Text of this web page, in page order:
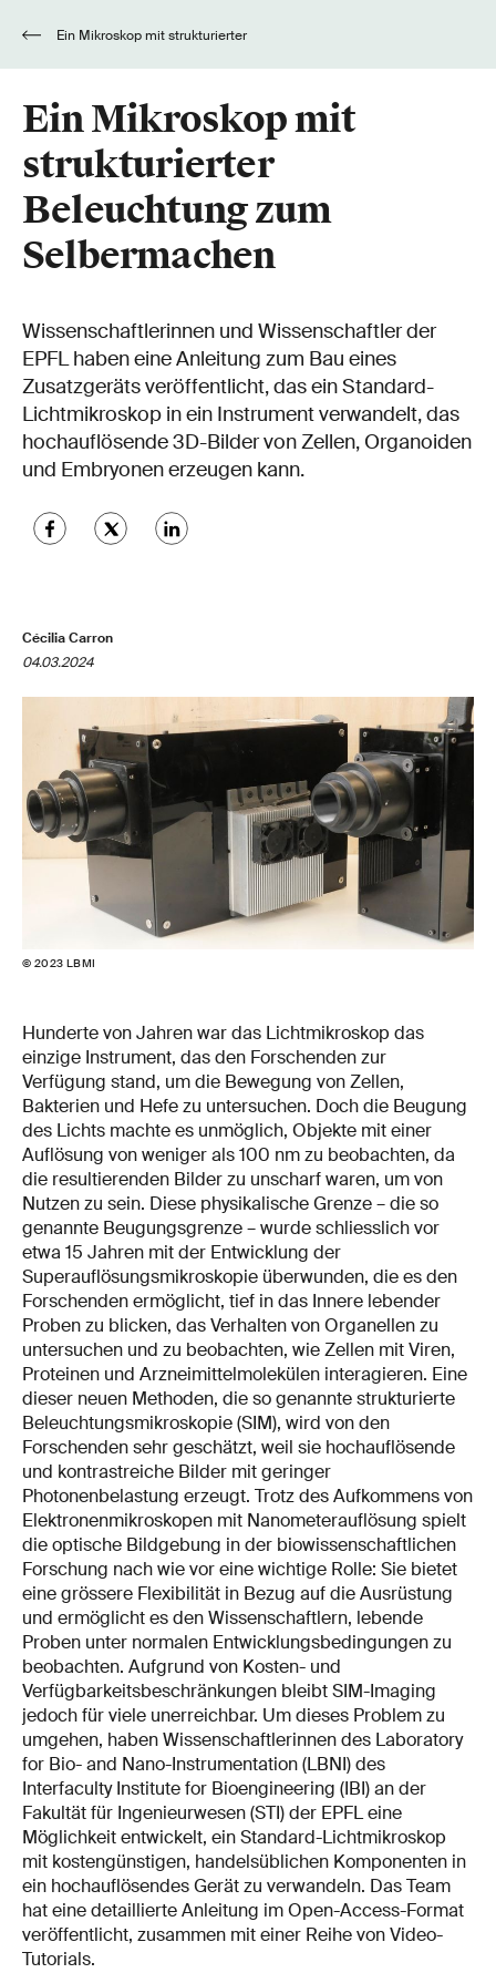
Ein Mikroskop mit
strukturierter
Beleuchtung zum
Selbermachen
Wissenschaftlerinnen und Wissenschaftler der
EPFL haben eine Anleitung zum Bau eines
Zusatzgeräts veröffentlicht, das ein Standard-
Lichtmikroskop in ein Instrument verwandelt, das
hochauflösende 3D-Bilder von Zellen, Organoiden
und Embryonen erzeugen kann.
Cécilia Carron
04.03.2024
© 2023 LBMI
Hunderte von Jahren war das Lichtmikroskop das
einzige Instrument, das den Forschenden zur
Verfügung stand, um die Bewegung von Zellen,
Bakterien und Hefe zu untersuchen. Doch die Beugung
des Lichts machte es unmöglich, Objekte mit einer
Auflösung von weniger als 100 nm zu beobachten, da
die resultierenden Bilder zu unscharf waren, um von
Nutzen zu sein. Diese physikalische Grenze – die so
genannte Beugungsgrenze – wurde schliesslich vor
etwa 15 Jahren mit der Entwicklung der
Superauflösungsmikroskopie überwunden, die es den
Forschenden ermöglicht, tief in das Innere lebender
Proben zu blicken, das Verhalten von Organellen zu
untersuchen und zu beobachten, wie Zellen mit Viren,
Proteinen und Arzneimittelmolekülen interagieren. Eine
dieser neuen Methoden, die so genannte strukturierte
Beleuchtungsmikroskopie (SIM), wird von den
Forschenden sehr geschätzt, weil sie hochauflösende
und kontrastreiche Bilder mit geringer
Photonenbelastung erzeugt. Trotz des Aufkommens von
Elektronenmikroskopen mit Nanometerauflösung spielt
die optische Bildgebung in der biowissenschaftlichen
Forschung nach wie vor eine wichtige Rolle: Sie bietet
eine grössere Flexibilität in Bezug auf die Ausrüstung
und ermöglicht es den Wissenschaftlern, lebende
Proben unter normalen Entwicklungsbedingungen zu
beobachten. Aufgrund von Kosten- und
Verfügbarkeitsbeschränkungen bleibt SIM-Imaging
jedoch für viele unerreichbar. Um dieses Problem zu
umgehen, haben Wissenschaftlerinnen des Laboratory
for Bio- and Nano-Instrumentation (LBNI) des
Interfaculty Institute for Bioengineering (IBI) an der
Fakultät für Ingenieurwesen (STI) der EPFL eine
Möglichkeit entwickelt, ein Standard-Lichtmikroskop
mit kostengünstigen, handelsüblichen Komponenten in
ein hochauflösendes Gerät zu verwandeln. Das Team
hat eine detaillierte Anleitung im Open-Access-Format
veröffentlicht, zusammen mit einer Reihe von Video-
Tutorials.